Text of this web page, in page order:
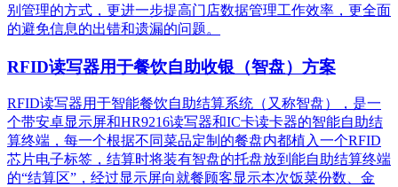
别管理的方式，更进一步提高门店数据管理工作效率，更全面
的避免信息的出错和遗漏的问题。
RFID读写器用于餐饮自助收银（智盘）方案
RFID读写器用于智能餐饮自助结算系统（又称智盘），是一
个带安卓显示屏和HR9216读写器和IC卡读卡器的智能自助结
算终端，每一个根据不同菜品定制的餐盘内都植入一个RFID
芯片电子标签，结算时将装有智盘的托盘放到能自助结算终端
的“结算区”，经过显示屏向就餐顾客显示本次饭菜份数、金